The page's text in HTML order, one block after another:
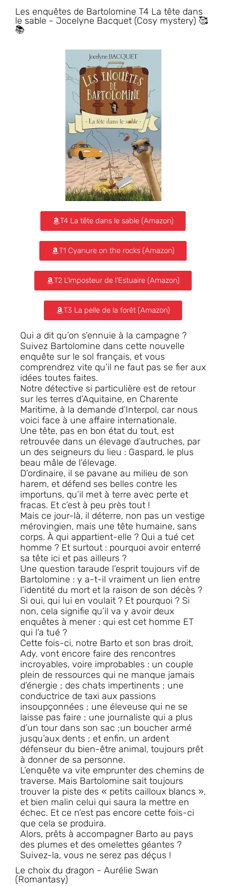
Les enquêtes de Bartolomine T4 La tête dans
le sable - Jocelyne Bacquet (Cosy mystery) 🥰
📚
T4 La tête dans le sable (Amazon)
T1 Cyanure on the rocks (Amazon)
T2 L'imposteur de l'Estuaire (Amazon)
T3 La pelle de la forêt (Amazon)
Qui a dit qu’on s’ennuie à la campagne ?
Suivez Bartolomine dans cette nouvelle
enquête sur le sol français, et vous
comprendrez vite qu’il ne faut pas se fier aux
idées toutes faites.
Notre détective si particulière est de retour
sur les terres d’Aquitaine, en Charente
Maritime, à la demande d’Interpol, car nous
voici face à une affaire internationale.
Une tête, pas en bon état du tout, est
retrouvée dans un élevage d’autruches, par
un des seigneurs du lieu : Gaspard, le plus
beau mâle de l’élevage.
D’ordinaire, il se pavane au milieu de son
harem, et défend ses belles contre les
importuns, qu’il met à terre avec perte et
fracas. Et c’est à peu près tout !
Mais ce jour-là, il déterre, non pas un vestige
mérovingien, mais une tête humaine, sans
corps. À qui appartient-elle ? Qui a tué cet
homme ? Et surtout : pourquoi avoir enterré
sa tête ici et pas ailleurs ?
Une question taraude l’esprit toujours vif de
Bartolomine : y a-t-il vraiment un lien entre
l’identité du mort et la raison de son décès ?
Si oui, qui lui en voulait ? Et pourquoi ? Si
non, cela signifie qu’il va y avoir deux
enquêtes à mener : qui est cet homme ET
qui l’a tué ?
Cette fois-ci, notre Barto et son bras droit,
Ady, vont encore faire des rencontres
incroyables, voire improbables : un couple
plein de ressources qui ne manque jamais
d’énergie ; des chats impertinents ; une
conductrice de taxi aux passions
insoupçonnées ; une éleveuse qui ne se
laisse pas faire ; une journaliste qui a plus
d’un tour dans son sac ;un boucher armé
jusqu’aux dents ; et enfin, un ardent
défenseur du bien-être animal, toujours prêt
à donner de sa personne.
L’enquête va vite emprunter des chemins de
traverse. Mais Bartolomine sait toujours
trouver la piste des « petits cailloux blancs »,
et bien malin celui qui saura la mettre en
échec. Et ce n’est pas encore cette fois-ci
que cela se produira.
Alors, prêts à accompagner Barto au pays
des plumes et des omelettes géantes ?
Suivez-la, vous ne serez pas déçus !
Le choix du dragon - Aurélie Swan
(Romantasy)